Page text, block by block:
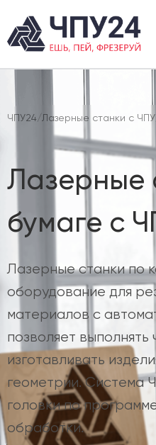
ЧПУ24/Лазерные станки с ЧПУ
Лазерные
бумаге с
Лазерные станки по
оборудование для
материалов с
позволяет
изготавливать
геометрии. Система
головки по
обработки.